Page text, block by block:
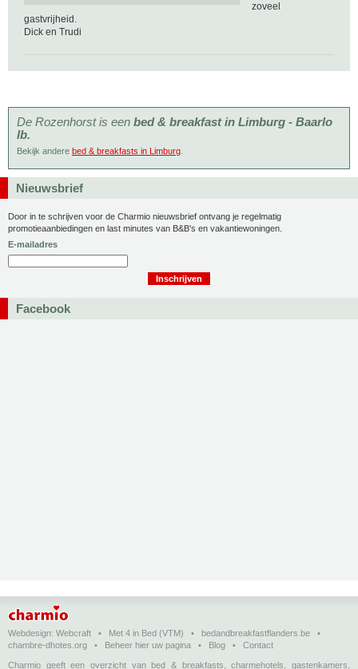
zoveel
gastvrijheid.
Dick en Trudi
De Rozenhorst is een bed & breakfast in Limburg - Baarlo
lb.
Bekijk andere bed & breakfasts in Limburg
Nieuwsbrief
Door in te schrijven voor de Charmio nieuwsbrief ontvang je regelmatig
promotieaanbiedingen en last minutes van B&B's en vakantiewoningen.
E-mailadres
Facebook
Webdesign: Webcraft • Met 4 in Bed (VTM) • bedandbreakfastflanders.be •
chambre-dhotes.org • Beheer hier uw pagina • Blog • Contact
Charmio geeft een overzicht van bed & breakfasts, charmehotels, gastenkamers,